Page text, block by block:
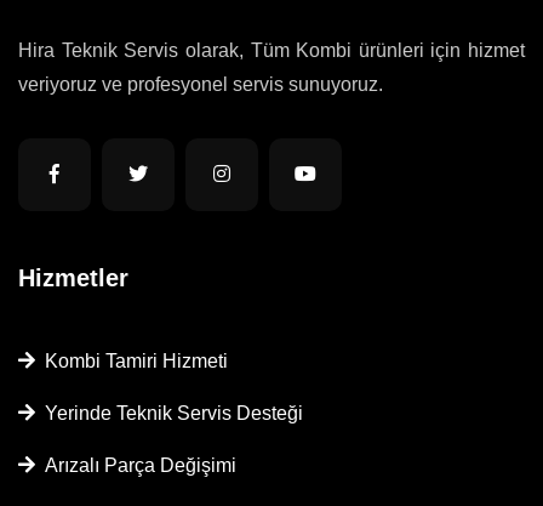
Hira Teknik Servis olarak, Tüm Kombi ürünleri için hizmet
veriyoruz ve profesyonel servis sunuyoruz.
Hizmetler
Kombi Tamiri Hizmeti
Yerinde Teknik Servis Desteği
Arızalı Parça Değişimi